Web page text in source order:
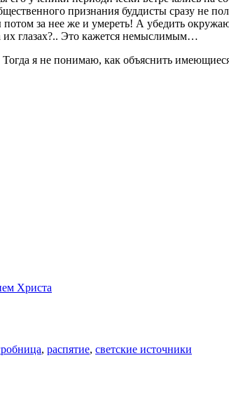
признания буддисты сразу не
за нее же и умереть! А убедить
их глазах?.. Это кажется немыслимым…
я не понимаю, как объяснить
Христа
, распятие, светские источники